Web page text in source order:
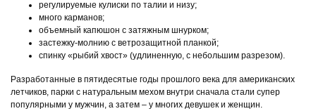
регулируемые кулиски по талии и низу;
много карманов;
объемный капюшон с затяжным шнурком;
застежку-молнию с ветрозащитной планкой;
спинку «рыбий хвост» (удлиненную, с небольшим разрезом).
Разработанные в пятидесятые годы прошлого века для американских
летчиков, парки с натуральным мехом внутри сначала стали супер
популярными у мужчин, а затем – у многих девушек и женщин.